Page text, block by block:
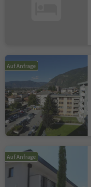
Auf Anfrage
Auf Anfrage